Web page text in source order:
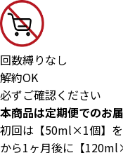
回数縛りなし
解約OK
必ずご確認ください
本商品は定期便でのお
初回は【50ml×1個】
から1ヶ月後に【